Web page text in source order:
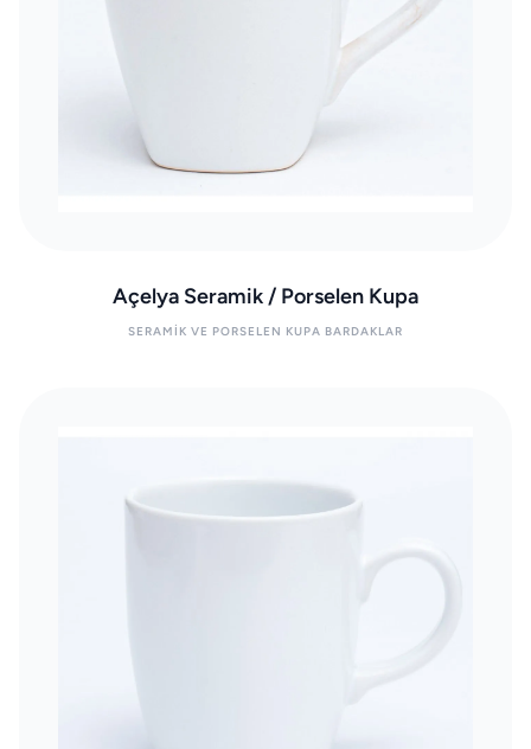
Açelya Seramik / Porselen Kupa
SERAMIK VE PORSELEN KUPA BARDAKLAR